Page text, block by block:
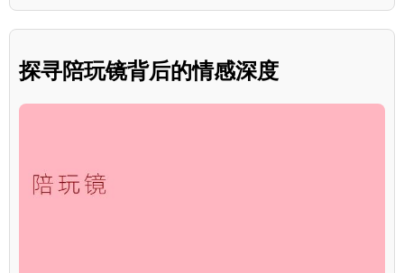
探寻陪玩镜背后的情感深度